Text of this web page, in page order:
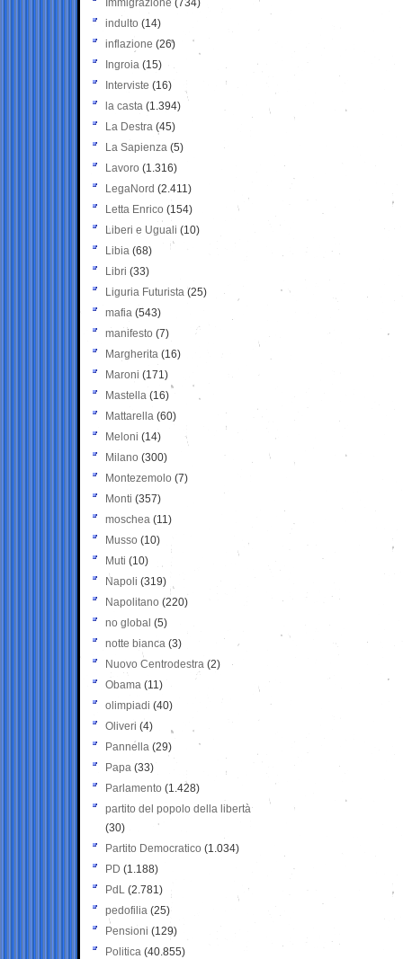
Immigrazione (734)
indulto (14)
inflazione (26)
Ingroia (15)
Interviste (16)
la casta (1.394)
La Destra (45)
La Sapienza (5)
Lavoro (1.316)
LegaNord (2.411)
Letta Enrico (154)
Liberi e Uguali (10)
Libia (68)
Libri (33)
Liguria Futurista (25)
mafia (543)
manifesto (7)
Margherita (16)
Maroni (171)
Mastella (16)
Mattarella (60)
Meloni (14)
Milano (300)
Montezemolo (7)
Monti (357)
moschea (11)
Musso (10)
Muti (10)
Napoli (319)
Napolitano (220)
no global (5)
notte bianca (3)
Nuovo Centrodestra (2)
Obama (11)
olimpiadi (40)
Oliveri (4)
Pannella (29)
Papa (33)
Parlamento (1.428)
partito del popolo della libertà
(30)
Partito Democratico (1.034)
PD (1.188)
PdL (2.781)
pedofilia (25)
Pensioni (129)
Politica (40.855)